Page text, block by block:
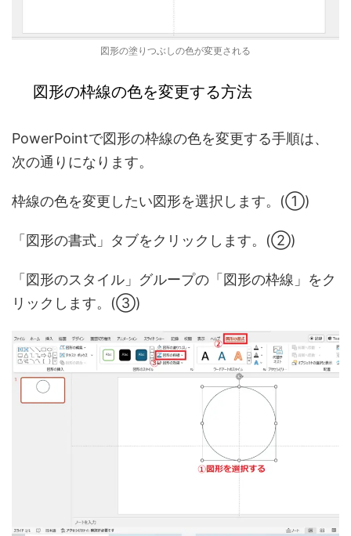
図形の塗りつぶしの色が変更される
図形の枠線の色を変更する方法
PowerPointで図形の枠線の色を変更する手順は、
次の通りになります。
枠線の色を変更したい図形を選択します。(①)
「図形の書式」タブをクリックします。(②)
「図形のスタイル」グループの「図形の枠線」をク
リックします。(③)